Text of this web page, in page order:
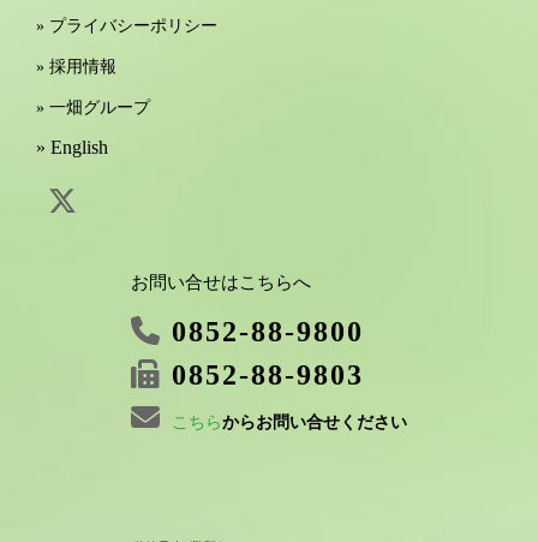
» プライバシーポリシー
» 採用情報
» 一畑グループ
» English
お問い合せはこちらへ
0852-88-9800
0852-88-9803
こちらからお問い合せください